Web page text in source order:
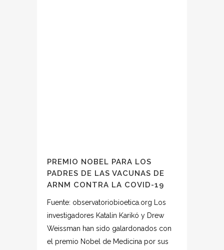
PREMIO NOBEL PARA LOS
PADRES DE LAS VACUNAS DE
ARNM CONTRA LA COVID-19
Fuente: observatoriobioetica.org Los
investigadores Katalin Karikó y Drew
Weissman han sido galardonados con
el premio Nobel de Medicina por sus